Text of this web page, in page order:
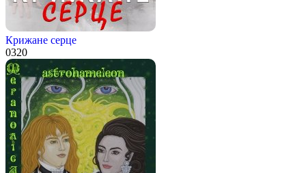
Крижане серце
0320